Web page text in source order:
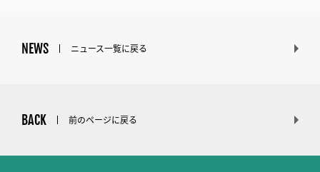
NEWS ニュース一覧に戻る
BACK 前のページに戻る